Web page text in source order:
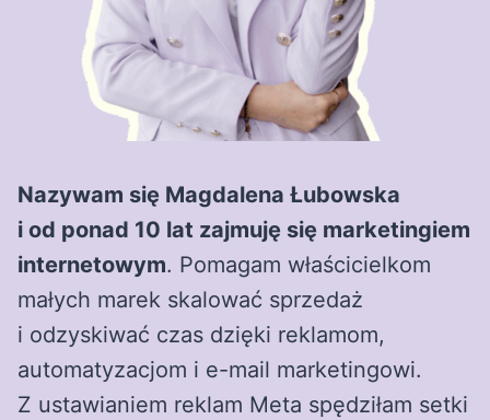
Nazywam się Magdalena Łubowska
i od ponad 10 lat zajmuję się marketingiem
internetowym. Pomagam właścicielkom
małych marek skalować sprzedaż
i odzyskiwać czas dzięki reklamom,
automatyzacjom i e-mail marketingowi.
Z ustawianiem reklam Meta spędziłam setki